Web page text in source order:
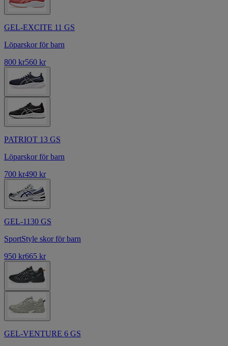
GEL-EXCITE 11 GS
Löparskor för barn
800 kr560 kr
PATRIOT 13 GS
Löparskor för barn
700 kr490 kr
GEL-1130 GS
SportStyle skor för barn
950 kr665 kr
GEL-VENTURE 6 GS